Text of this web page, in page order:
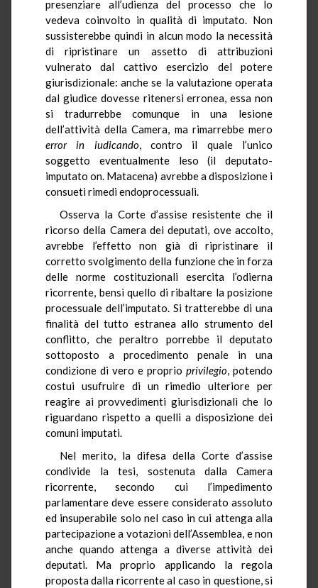
presenziare all’udienza del processo che lo
vedeva coinvolto in qualità di imputato. Non
sussisterebbe quindi in alcun modo la necessità
di ripristinare un assetto di attribuzioni
vulnerato dal cattivo esercizio del potere
giurisdizionale: anche se la valutazione operata
dal giudice dovesse ritenersi erronea, essa non
si tradurrebbe comunque in una lesione
dell’attività della Camera, ma rimarrebbe mero
errorin iudicando, contro il quale l’unico
soggetto eventualmente leso (il deputato-
imputato on. Matacena) avrebbe a disposizione i
consueti rimedi endoprocessuali.
Osserva la Corte d’assise resistente che il
ricorso della Camera dei deputati, ove accolto,
avrebbe l’effetto non già di ripristinare il
corretto svolgimento della funzione che in forza
delle norme costituzionali esercita l’odierna
ricorrente, bensì quello di ribaltare la posizione
processuale dell’imputato. Si tratterebbe di una
finalità del tutto estranea allo strumento del
conflitto, che peraltro porrebbe il deputato
sottoposto a procedimento penale in una
condizione di vero e proprio privilegio, potendo
costui usufruire di un rimedio ulteriore per
reagire ai provvedimenti giurisdizionali che lo
riguardano rispetto a quelli a disposizione dei
comuni imputati.
Nel merito, la difesa della Corte d’assise
condivide la tesi, sostenuta dalla Camera
ricorrente, secondo cui l’impedimento
parlamentare deve essere considerato assoluto
ed insuperabile solo nel caso in cui attenga alla
partecipazione a votazioni dell’Assemblea, e non
anche quando attenga a diverse attività dei
deputati. Ma proprio applicando la regola
proposta dalla ricorrente al caso in questione, si